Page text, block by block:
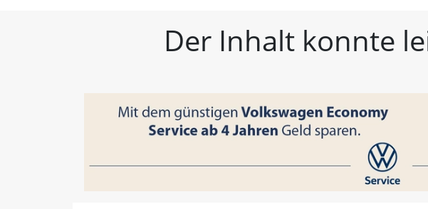
Der Inhalt konnte